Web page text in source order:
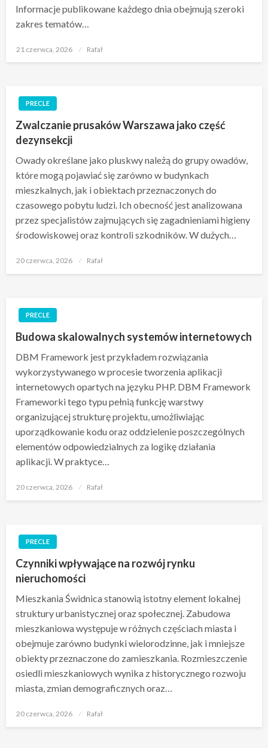
Informacje publikowane każdego dnia obejmują szeroki
zakres tematów…
Opublikowane
21 czerwca, 2026 Rafał
PRECLE
Zwalczanie prusaków Warszawa jako część
dezynsekcji
Owady określane jako pluskwy należą do grupy owadów,
które mogą pojawiać się zarówno w budynkach
mieszkalnych, jak i obiektach przeznaczonych do
czasowego pobytu ludzi. Ich obecność jest analizowana
przez specjalistów zajmujących się zagadnieniami higieny
środowiskowej oraz kontroli szkodników. W dużych…
Opublikowane
20 czerwca, 2026 Rafał
PRECLE
Budowa skalowalnych systemów internetowych
DBM Framework jest przykładem rozwiązania
wykorzystywanego w procesie tworzenia aplikacji
internetowych opartych na języku PHP. DBM Framework
Frameworki tego typu pełnią funkcję warstwy
organizującej strukturę projektu, umożliwiając
uporządkowanie kodu oraz oddzielenie poszczególnych
elementów odpowiedzialnych za logikę działania
aplikacji. W praktyce…
Opublikowane
20 czerwca, 2026 Rafał
PRECLE
Czynniki wpływające na rozwój rynku
nieruchomości
Mieszkania Świdnica stanowią istotny element lokalnej
struktury urbanistycznej oraz społecznej. Zabudowa
mieszkaniowa występuje w różnych częściach miasta i
obejmuje zarówno budynki wielorodzinne, jak i mniejsze
obiekty przeznaczone do zamieszkania. Rozmieszczenie
osiedli mieszkaniowych wynika z historycznego rozwoju
miasta, zmian demograficznych oraz…
Opublikowane
20 czerwca, 2026 Rafał